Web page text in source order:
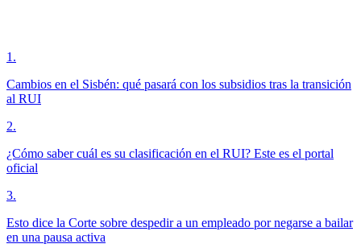
1 .
Cambios en el Sisbén: qué pasará con los subsidios tras la transición
al RUI
2.
¿Cómo saber cuál es su clasificación en el RUI? Este es el portal
oficial
3.
Esto dice la Corte sobre despedir a un empleado por negarse a bailar
en una pausa activa